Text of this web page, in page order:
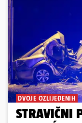
DVOJE OZLIJEĐENIH
STRAVIČNI